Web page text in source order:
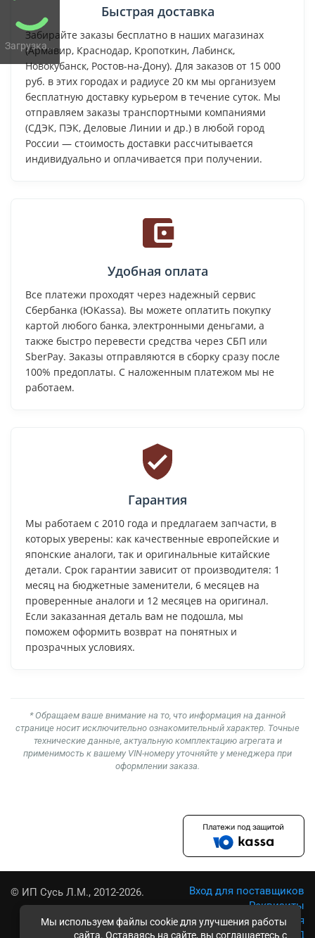
Мы используем файлы cookie для улучшения работы
сайта. Оставаясь на сайте, вы соглашаетесь с
Загрузка...
Быстрая доставка
Забирайте заказы бесплатно в наших магазинах
(Армавир, Краснодар, Кропоткин, Лабинск,
Новокубанск, Ростов-на-Дону). Для заказов от 15 000
руб. в этих городах и радиусе 20 км мы организуем
бесплатную доставку курьером в течение суток. Мы
отправляем заказы транспортными компаниями
(СДЭК, ПЭК, Деловые Линии и др.) в любой город
России — стоимость доставки рассчитывается
индивидуально и оплачивается при получении.
Удобная оплата
Все платежи проходят через надежный сервис
Сбербанка (ЮKassa). Вы можете оплатить покупку
картой любого банка, электронными деньгами, а
также быстро перевести средства через СБП или
SberPay. Заказы отправляются в сборку сразу после
100% предоплаты. С наложенным платежом мы не
работаем.
Гарантия
Мы работаем с 2010 года и предлагаем запчасти, в
которых уверены: как качественные европейские и
японские аналоги, так и оригинальные китайские
детали. Срок гарантии зависит от производителя: 1
месяц на бюджетные заменители, 6 месяцев на
проверенные аналоги и 12 месяцев на оригинал.
Если заказанная деталь вам не подошла, мы
поможем оформить возврат на понятных и
прозрачных условиях.
* Обращаем ваше внимание на то, что информация на данной
странице носит исключительно ознакомительный характер. Точные
технические данные, актуальную комплектацию агрегата и
применимость к вашему VIN-номеру уточняйте у менеджера при
оформлении заказа.
© ИП Сусь Л.М., 2012-2026.
Вход для поставщиков
Реквизиты
Условия использования
Политика обработки ПД